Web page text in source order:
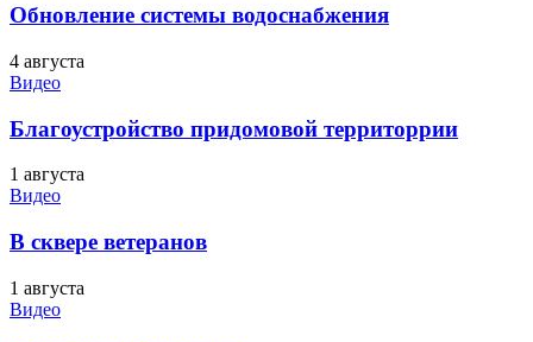
Обновление системы водоснабжения
4 августа
Видео
Благоустройство придомовой территоррии
1 августа
Видео
В сквере ветеранов
1 августа
Видео